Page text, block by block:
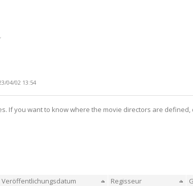
04/02 13:54
If you want to know where the movie directors are defined,
Veröffentlichungsdatum Regisseur